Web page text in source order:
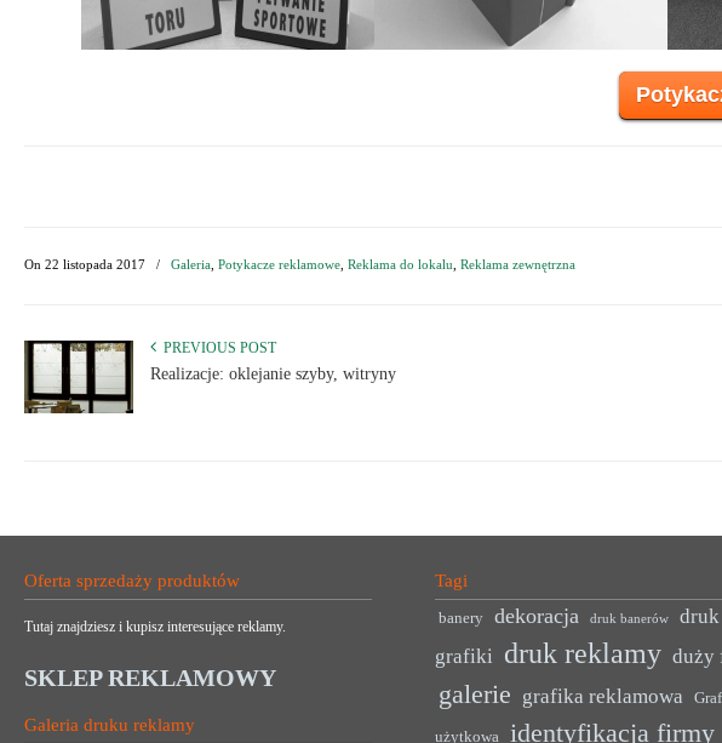
On 22 listopada 2017 / Galeria Potykacze reklamowe Reklama do lokalu Reklama zewnętrzna
PREVIOUS POST
Realizacje: oklejanie szyby, witryny
Oferta sprzedaży produktów
Tutaj znajdziesz i kupisz interesujące reklamy.
SKLEP REKLAMOWY
Galeria druku reklamy
Tagi
banery dekoracja druk banerów
druk
grafiki druk reklamy duży
galerie grafika reklamowa
użytkowa identyfikacja firmy